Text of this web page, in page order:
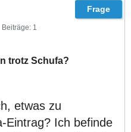
Beiträge: 1
trotz Schufa?
etwas zu
Eintrag? Ich befinde